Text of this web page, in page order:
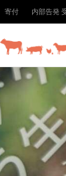
寄付 内部告発